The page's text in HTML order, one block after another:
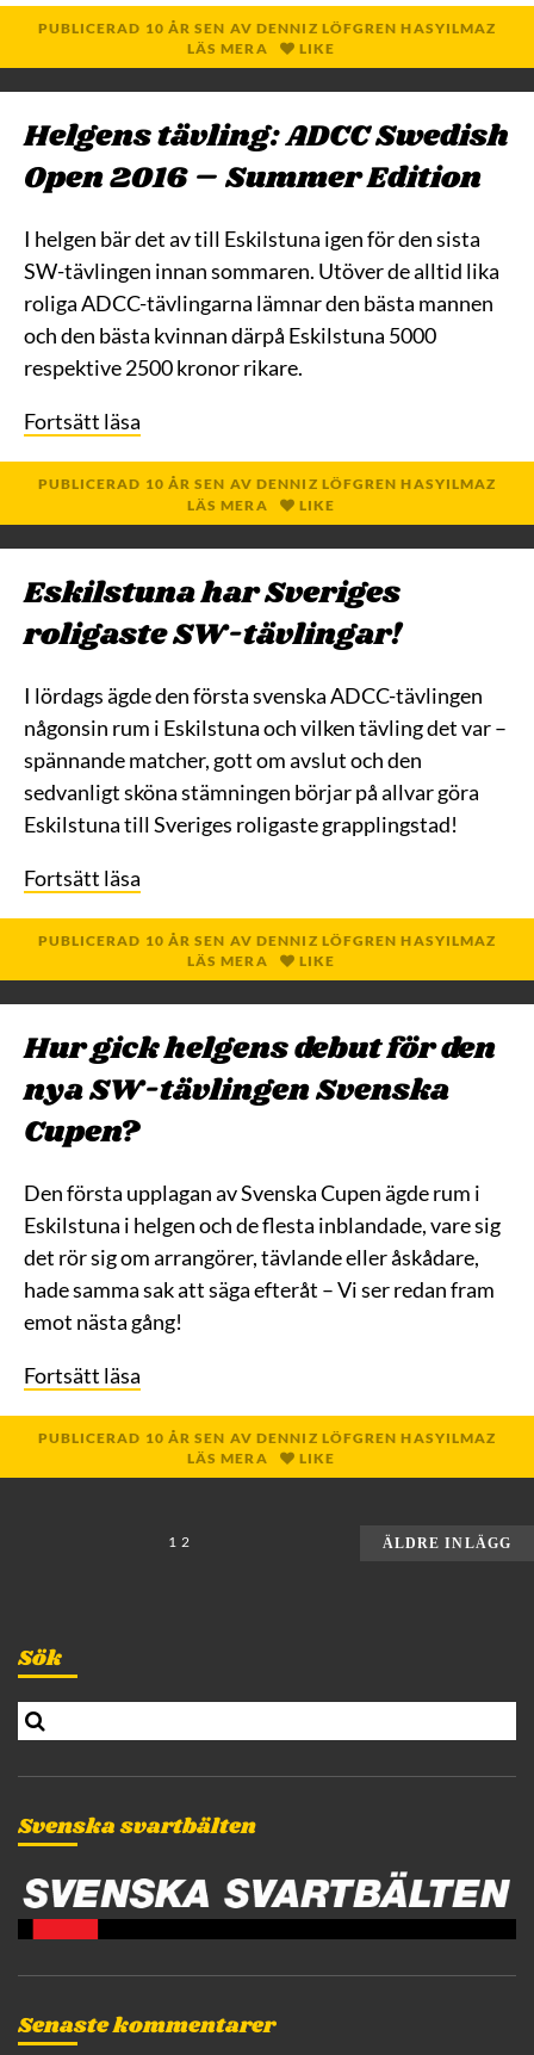
PUBLICERAD 10 ÅR SEN AV DENNIZ LÖFGREN HASYILMAZ
LÄS MERA
LIKE
Helgens tävling: ADCC Swedish
Open 2016 – Summer Edition
I helgen bär det av till Eskilstuna igen för den sista
SW-tävlingen innan sommaren. Utöver de alltid lika
roliga ADCC-tävlingarna lämnar den bästa mannen
och den bästa kvinnan därpå Eskilstuna 5000
respektive 2500 kronor rikare.
Fortsätt läsa
PUBLICERAD 10 ÅR SEN AV DENNIZ LÖFGREN HASYILMAZ
LÄS MERA
LIKE
Eskilstuna har Sveriges
roligaste SW-tävlingar!
I lördags ägde den första svenska ADCC-tävlingen
någonsin rum i Eskilstuna och vilken tävling det var –
spännande matcher, gott om avslut och den
sedvanligt sköna stämningen börjar på allvar göra
Eskilstuna till Sveriges roligaste grapplingstad!
Fortsätt läsa
PUBLICERAD 10 ÅR SEN AV DENNIZ LÖFGREN HASYILMAZ
LÄS MERA
LIKE
Hur gick helgens debut för den
nya SW-tävlingen Svenska
Cupen?
Den första upplagan av Svenska Cupen ägde rum i
Eskilstuna i helgen och de flesta inblandade, vare sig
det rör sig om arrangörer, tävlande eller åskådare,
hade samma sak att säga efteråt – Vi ser redan fram
emot nästa gång!
Fortsätt läsa
PUBLICERAD 10 ÅR SEN AV DENNIZ LÖFGREN HASYILMAZ
LÄS MERA
LIKE
SIDNUMRERING
1 2 ÄLDRE INLÄGG
Sök
e
r
h
Svenska svartbälten
Senaste kommentarer